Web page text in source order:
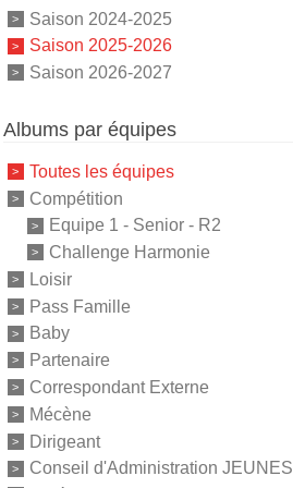
Saison 2024-2025
Saison 2025-2026
Saison 2026-2027
Albums par équipes
Toutes les équipes
Compétition
Equipe 1 - Senior - R2
Challenge Harmonie
Loisir
Pass Famille
Baby
Partenaire
Correspondant Externe
Mécène
Dirigeant
Conseil d'Administration JEUNES